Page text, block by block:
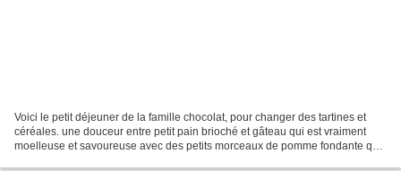
Voici le petit déjeuner de la famille chocolat, pour changer des tartines et
céréales. une douceur entre petit pain brioché et gâteau qui est vraiment
moelleuse et savoureuse avec des petits morceaux de pomme fondante qui